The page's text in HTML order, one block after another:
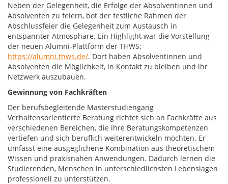
Neben der Gelegenheit, die Erfolge der Absolventinnen und
Absolventen zu feiern, bot der festliche Rahmen der
Abschlussfeier die Gelegenheit zum Austausch in
entspannter Atmosphäre. Ein Highlight war die Vorstellung
der neuen Alumni-Plattform der THWS:
https://alumni.thws.de/. Dort haben Absolventinnen und
Absolventen die Möglichkeit, in Kontakt zu bleiben und ihr
Netzwerk auszubauen.
Gewinnung von Fachkräften
Der berufsbegleitende Masterstudiengang
Verhaltensorientierte Beratung richtet sich an Fachkräfte aus
verschiedenen Bereichen, die ihre Beratungskompetenzen
vertiefen und sich beruflich weiterentwickeln möchten. Er
umfasst eine ausgeglichene Kombination aus theoretischem
Wissen und praxisnahen Anwendungen. Dadurch lernen die
Studierenden, Menschen in unterschiedlichsten Lebenslagen
professionell zu unterstützen.